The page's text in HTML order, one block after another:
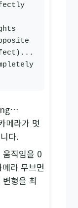
메라가 멋
다.
움직임을 0
라 무브먼
형을 최